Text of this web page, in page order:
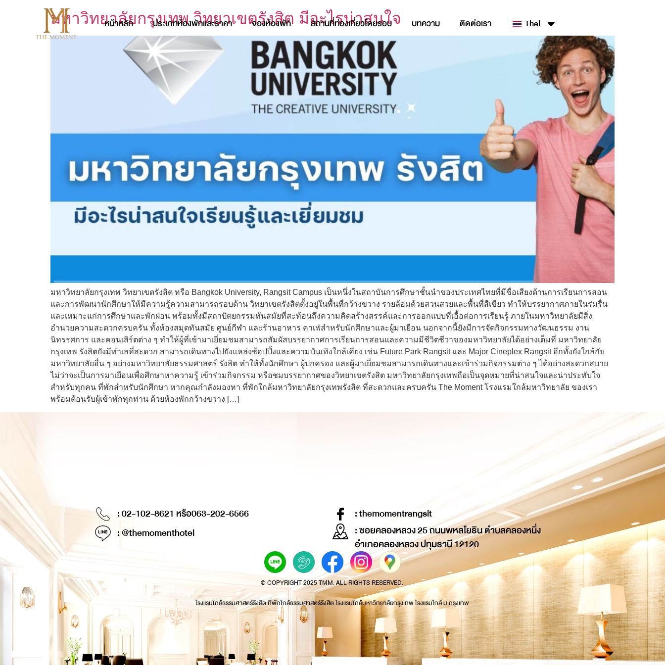
หน้าหลัก ประเภทห้องพักและราคา จองห้องพัก สถานที่ท่องเที่ยวโดยรอบ บทความ ติดต่อเรา Thai
มหาวิทยาลัยกรุงเทพ วิทยาเขตรังสิต มีอะไรน่าสนใจ
มหาวิทยาลัยกรุงเทพ วิทยาเขตรังสิต หรือ Bangkok University, Rangsit Campus เป็นหนึ่งในสถาบันการศึกษาชั้นนำของประเทศไทยที่มีชื่อเสียงด้านการเรียนการสอน
และการพัฒนานักศึกษาให้มีความรู้ความสามารถรอบด้าน วิทยาเขตรังสิตตั้งอยู่ในพื้นที่กว้างขวาง รายล้อมด้วยสวนสวยและพื้นที่สีเขียว ทำให้บรรยากาศภายในร่มรื่น
และเหมาะแก่การศึกษาและพักผ่อน พร้อมทั้งมีสถาปัตยกรรมทันสมัยที่สะท้อนถึงความคิดสร้างสรรค์และการออกแบบที่เอื้อต่อการเรียนรู้ ภายในมหาวิทยาลัยมีสิ่ง
อำนวยความสะดวกครบครัน ทั้งห้องสมุดทันสมัย ศูนย์กีฬา และร้านอาหาร คาเฟ่สำหรับนักศึกษาและผู้มาเยือน นอกจากนี้ยังมีการจัดกิจกรรมทางวัฒนธรรม งาน
นิทรรศการ และคอนเสิร์ตต่าง ๆ ทำให้ผู้ที่เข้ามาเยี่ยมชมสามารถสัมผัสบรรยากาศการเรียนการสอนและความมีชีวิตชีวาของมหาวิทยาลัยได้อย่างเต็มที่ มหาวิทยาลัย
กรุงเทพ รังสิตยังมีทำเลที่สะดวก สามารถเดินทางไปยังแหล่งช้อปปิ้งและความบันเทิงใกล้เคียง เช่น Future Park Rangsit และ Major Cineplex Rangsit อีกทั้งยังใกล้กับ
มหาวิทยาลัยอื่น ๆ อย่างมหาวิทยาลัยธรรมศาสตร์ รังสิต ทำให้ทั้งนักศึกษา ผู้ปกครอง และผู้มาเยี่ยมชมสามารถเดินทางและเข้าร่วมกิจกรรมต่าง ๆ ได้อย่างสะดวกสบาย
ไม่ว่าจะเป็นการมาเยือนเพื่อศึกษาหาความรู้ เข้าร่วมกิจกรรม หรือชมบรรยากาศของวิทยาเขตรังสิต มหาวิทยาลัยกรุงเทพถือเป็นจุดหมายที่น่าสนใจและน่าประทับใจ
สำหรับทุกคน ที่พักสำหรับนักศึกษา หากคุณกำลังมองหา ที่พักใกล้มหาวิทยาลัยกรุงเทพรังสิต ที่สะดวกและครบครัน The Moment โรงแรมใกล้มหาวิทยาลัย ของเรา
พร้อมต้อนรับผู้เข้าพักทุกท่าน ด้วยห้องพักกว้างขวาง […]
: 02-102-8621 หรือ063-202-6566
: @themomenthotel
: themomentrangsit
: ซอยคลองหลวง 25 ถนนพหลโยธิน ตำบลคลองหนึ่ง
อำเภอคลองหลวง ปทุมธานี 12120
© COPYRIGHT 2025 TMM. ALL RIGHTS RESERVED.
โรงแรมใกล้ธรรมศาสตร์รังสิต ที่พักใกล้ธรรมศาสตร์รังสิต โรงแรมใกล้มหาวิทยาลัยกรุงเทพ โรงแรมใกล้ ม กรุงเทพ